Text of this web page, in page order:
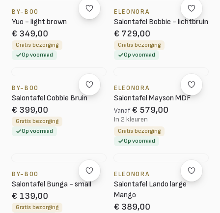
BY-BOO
Yuo - light brown
€ 349,00
Gratis bezorging
Op voorraad
ELEONORA
Salontafel Bobbie - lichtbruin
€ 729,00
Gratis bezorging
Op voorraad
BY-BOO
Salontafel Cobble Bruin
€ 399,00
Gratis bezorging
Op voorraad
ELEONORA
Salontafel Mayson MDF
Vanaf € 579,00
In 2 kleuren
Gratis bezorging
Op voorraad
BY-BOO
Salontafel Bunga - small
€ 139,00
Gratis bezorging
ELEONORA
Salontafel Lando large
Mango
€ 389,00